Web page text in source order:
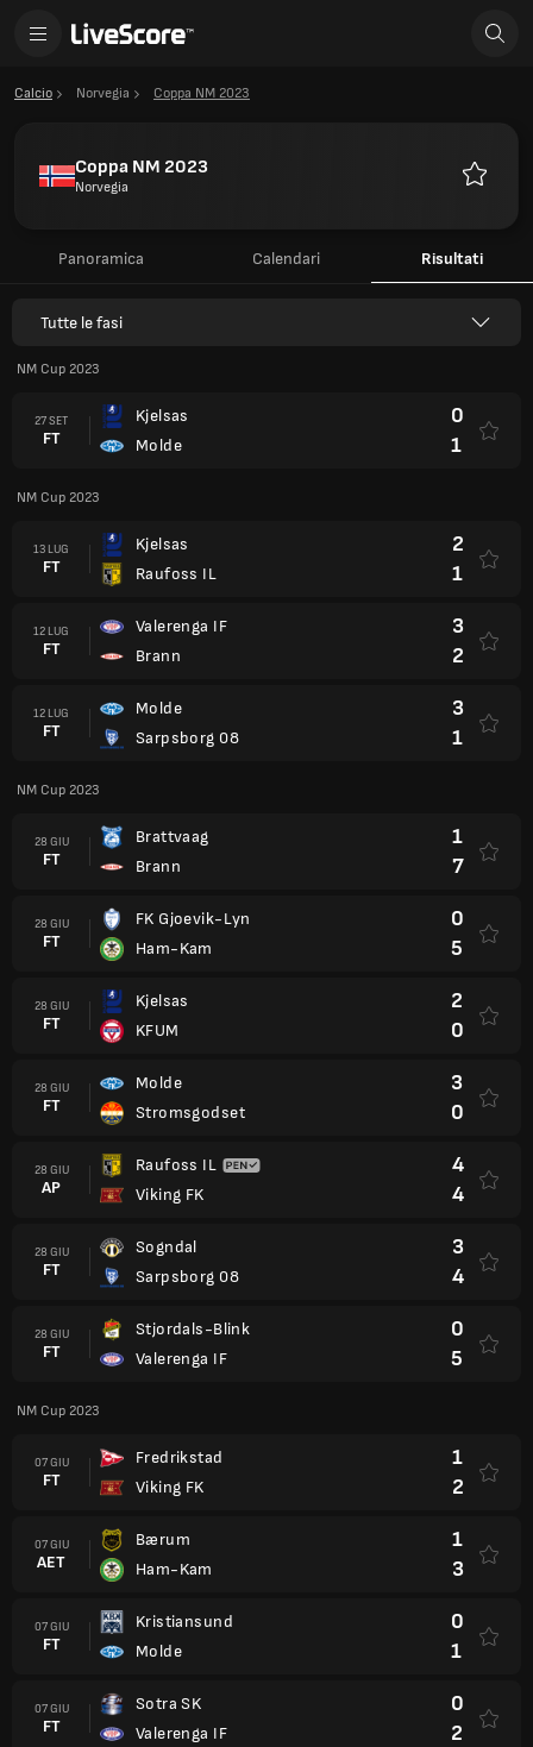
Calcio Norvegia Coppa NM 2023
Coppa NM 2023
Norvegia
Panoramica Calendari Risultati
Tutte le fasi
NM Cup 2023
27 SET
FT
Kjelsas
Molde
0
1
NM Cup 2023
13 LUG
FT
Kjelsas
Raufoss IL
2
1
12 LUG
FT
Valerenga IF
Brann
3
2
12 LUG
FT
Molde
Sarpsborg 08
3
1
NM Cup 2023
28 GIU
FT
Brattvaag
Brann
1
7
28 GIU
FT
FK Gjoevik-Lyn
Ham-Kam
0
5
28 GIU
FT
Kjelsas
KFUM
2
0
28 GIU
FT
Molde
Stromsgodset
3
0
28 GIU
AP
Raufoss IL
Viking FK
4
4
28 GIU
FT
Sogndal
Sarpsborg 08
3
4
28 GIU
FT
Stjordals-Blink
Valerenga IF
0
5
NM Cup 2023
07 GIU
FT
Fredrikstad
Viking FK
1
2
07 GIU
AET
Bærum
Ham-Kam
1
3
07 GIU
FT
Kristiansund
Molde
0
1
07 GIU
FT
Sotra SK
Valerenga IF
0
2